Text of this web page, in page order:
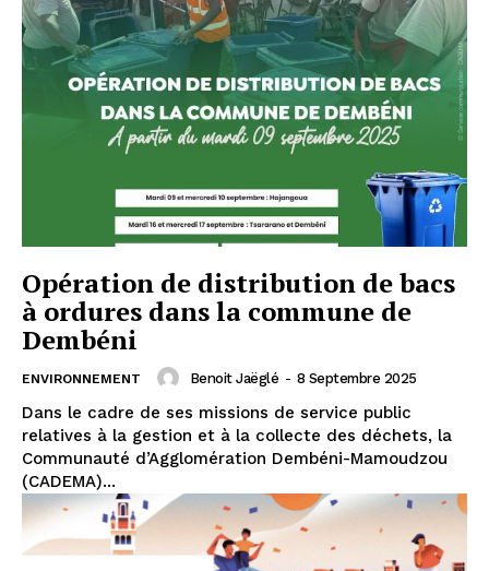
Opération de distribution de bacs
à ordures dans la commune de
Dembéni
ENVIRONNEMENT Benoit Jaëglé - 8 Septembre 2025
Dans le cadre de ses missions de service public
relatives à la gestion et à la collecte des déchets, la
Communauté d’Agglomération Dembéni-Mamoudzou
(CADEMA)...